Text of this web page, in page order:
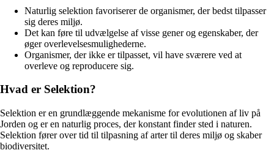
Naturlig selektion favoriserer de organismer, der bedst tilpasser
sig deres miljø.
Det kan føre til udvælgelse af visse gener og egenskaber, der
øger overlevelsesmulighederne.
Organismer, der ikke er tilpasset, vil have sværere ved at
overleve og reproducere sig.
Hvad er Selektion?
Selektion er en grundlæggende mekanisme for evolutionen af liv på
Jorden og er en naturlig proces, der konstant finder sted i naturen.
Selektion fører over tid til tilpasning af arter til deres miljø og skaber
biodiversitet.